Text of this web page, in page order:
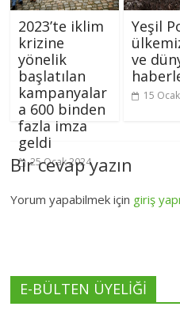
2023’te iklim
krizine
yönelik
başlatılan
kampanyalar
a 600 binden
fazla imza
geldi
25 Ocak 2024
Yeşil
ve
15
Bir cevap yazın
Yorum yapabilmek için giriş
E-BÜLTEN ÜYELİĞİ